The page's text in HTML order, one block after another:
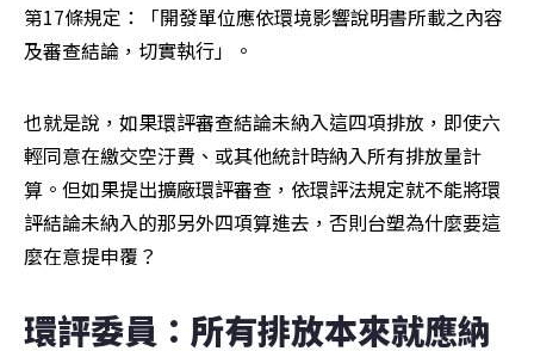
第17條規定：「開發單位應依環境影響說明書所載之內容
及審查結論，切實執行」。
也就是說，如果環評審查結論未納入這四項排放，即使六
輕同意在繳交空汙費、或其他統計時納入所有排放量計
算。但如果提出擴廠環評審查，依環評法規定就不能將環
評結論未納入的那另外四項算進去，否則台塑為什麼要這
麼在意提申覆？
環評委員：所有排放本來就應納